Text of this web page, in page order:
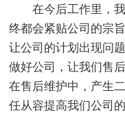
在今后工作里，
终都会紧贴公司的宗
让公司的计划出现问
做好公司，让我们售
在售后维护中，产生
任从容提高我们公司